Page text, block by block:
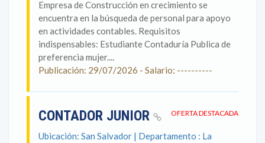
Empresa de Construcción en crecimiento se
encuentra en la búsqueda de personal para apoyo
en actividades contables. Requisitos
indispensables: Estudiante Contaduría Publica de
preferencia mujer....
Publicación: 29/07/2026 - Salario: ----------
OFERTA DESTACADA
CONTADOR JUNIOR
Ubicación: San Salvador | Departamento : La